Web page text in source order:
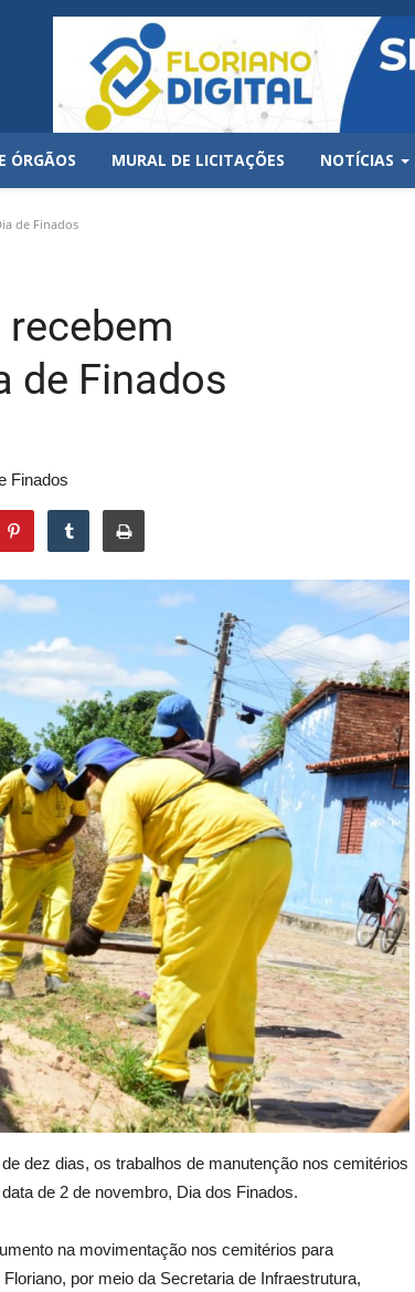
ÓRGÃOS MURAL DE LICITAÇÕES NOTÍCIAS
de Finados
de Finados
Finados
dez dias, os trabalhos de manutenção nos cemitérios
de 2 de novembro, Dia dos Finados.
na movimentação nos cemitérios para
por meio da Secretaria de Infraestrutura,